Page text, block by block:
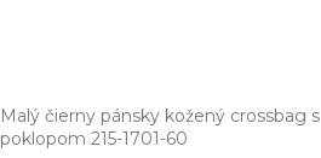
Malý čierny pánsky kožený crossbag s
poklopom 215­-1701­-60